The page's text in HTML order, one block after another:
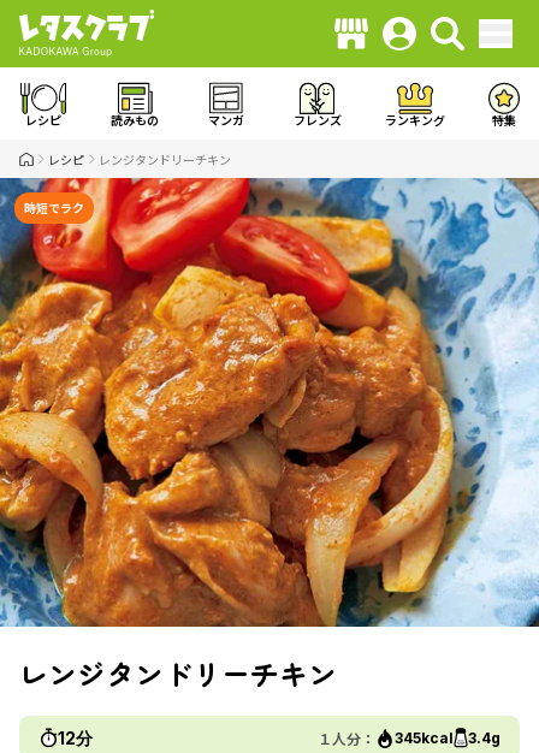
レシピ 読みもの マンガ フレンズ ランキング 特集
レシピ レンジタンドリーチキン
時短でラク
レンジタンドリーチキン
12分 １人分： 345kcal 3.4g